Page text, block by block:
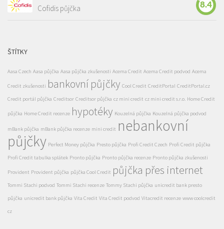
Cofidis půjčka 8.4
ŠTÍTKY
Aasa Czech Aasa půjčka Aasa půjčka zkušenosti Acema Credit Acema Credit podvod Acema
Credit zkušenosti bankovní půjčky Cool Credit CreditPortal CreditPortal.cz
Credit portál půjčka Creditsor Creditsor půjčka cz mini credit cz mini credit s.r.o. Home Credit
půjčka Home Credit recenze hypotéky Kouzelná půjčka Kouzelná půjčka podvod
mBank půjčka mBank půjčka recenze mini credit nebankovní
půjčky Perfect Money půjčka Presto půjčka Profi Credit Czech Profi Credit půjčka
Profi Credit tabulka splátek Pronto půjčka Pronto půjčka recenze Pronto půjčka zkušenosti
Provident Provident půjčka půjčka Cool Credit půjčka přes internet
Tommi Stachi podvod Tommi Stachi recenze Tommy Stachi půjčka unicredit bank presto
půjčka unicredit bank půjčka Vita Credit Vita Credit podvod Vitacredit recenze www coolcredit
cz